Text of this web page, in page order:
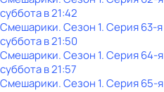
субботав21:42
Смешарики. Сезон 1. Серия 63-я
субботав21:50
Смешарики. Сезон 1. Серия 64-я
субботав21:57
Смешарики. Сезон 1. Серия 65-я